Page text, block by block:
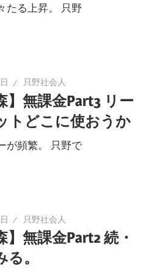
たる上昇。 只野
只野社会人
】無課金Part3 リー
トどこに使おうか
が頻繁。 只野で
只野社会人
】無課金Part2 続・
。